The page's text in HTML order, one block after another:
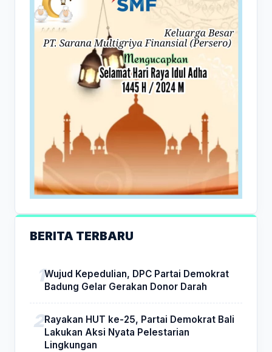
BERITA TERBARU
Wujud Kepedulian, DPC Partai Demokrat
Badung Gelar Gerakan Donor Darah
Rayakan HUT ke-25, Partai Demokrat Bali
Lakukan Aksi Nyata Pelestarian
Lingkungan